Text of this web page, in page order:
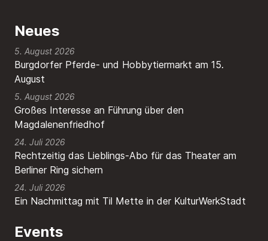
Neues
Burgdorfer Pferde- und Hobbytiermarkt am 15.
August
5. August 2026
Großes Interesse an Führung über den
Magdalenenfriedhof
5. August 2026
Rechtzeitig das Lieblings-Abo für das Theater am
Berliner Ring sichern
24. Juli 2026
Ein Nachmittag mit Til Mette in der KulturWerkStadt
24. Juli 2026
Events